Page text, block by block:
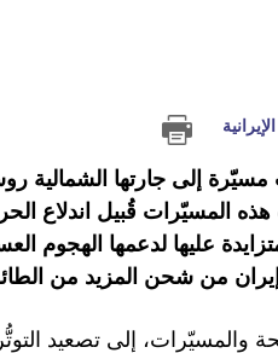
إلى جارتها الشمالية
عليها لدعمها الهجوم
من شحن المزيد من
والمسيّرات، إلى تصعيد